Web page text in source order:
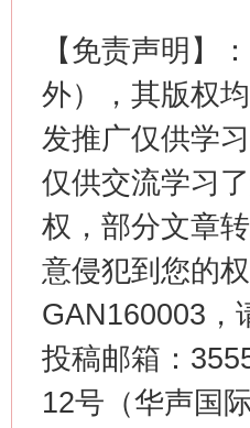
【免责声明】
外），其版权
发推广仅供学
仅供交流学习
权，部分文章
意侵犯到您的
GAN160003，
投稿邮箱：
12号（华声国
在谋一域中谋全局